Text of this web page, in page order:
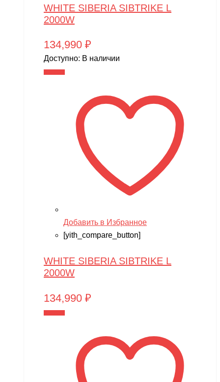
WHITE SIBERIA SIBTRIKE L
2000W
134,990 ₽
Доступно: В наличии
Добавить в Избранное
[yith_compare_button]
WHITE SIBERIA SIBTRIKE L
2000W
134,990 ₽